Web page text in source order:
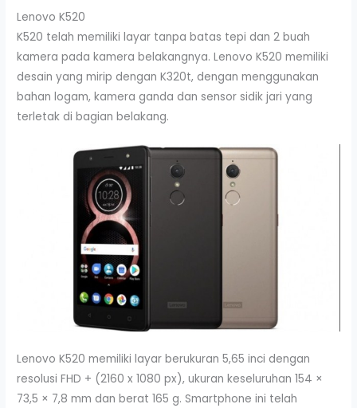
Lenovo K520
K520 telah memiliki layar tanpa batas tepi dan 2 buah
kamera pada kamera belakangnya. Lenovo K520 memiliki
desain yang mirip dengan K320t, dengan menggunakan
bahan logam, kamera ganda dan sensor sidik jari yang
terletak di bagian belakang.
Lenovo K520 memiliki layar berukuran 5,65 inci dengan
resolusi FHD + (2160 x 1080 px), ukuran keseluruhan 154 ×
73,5 × 7,8 mm dan berat 165 g. Smartphone ini telah